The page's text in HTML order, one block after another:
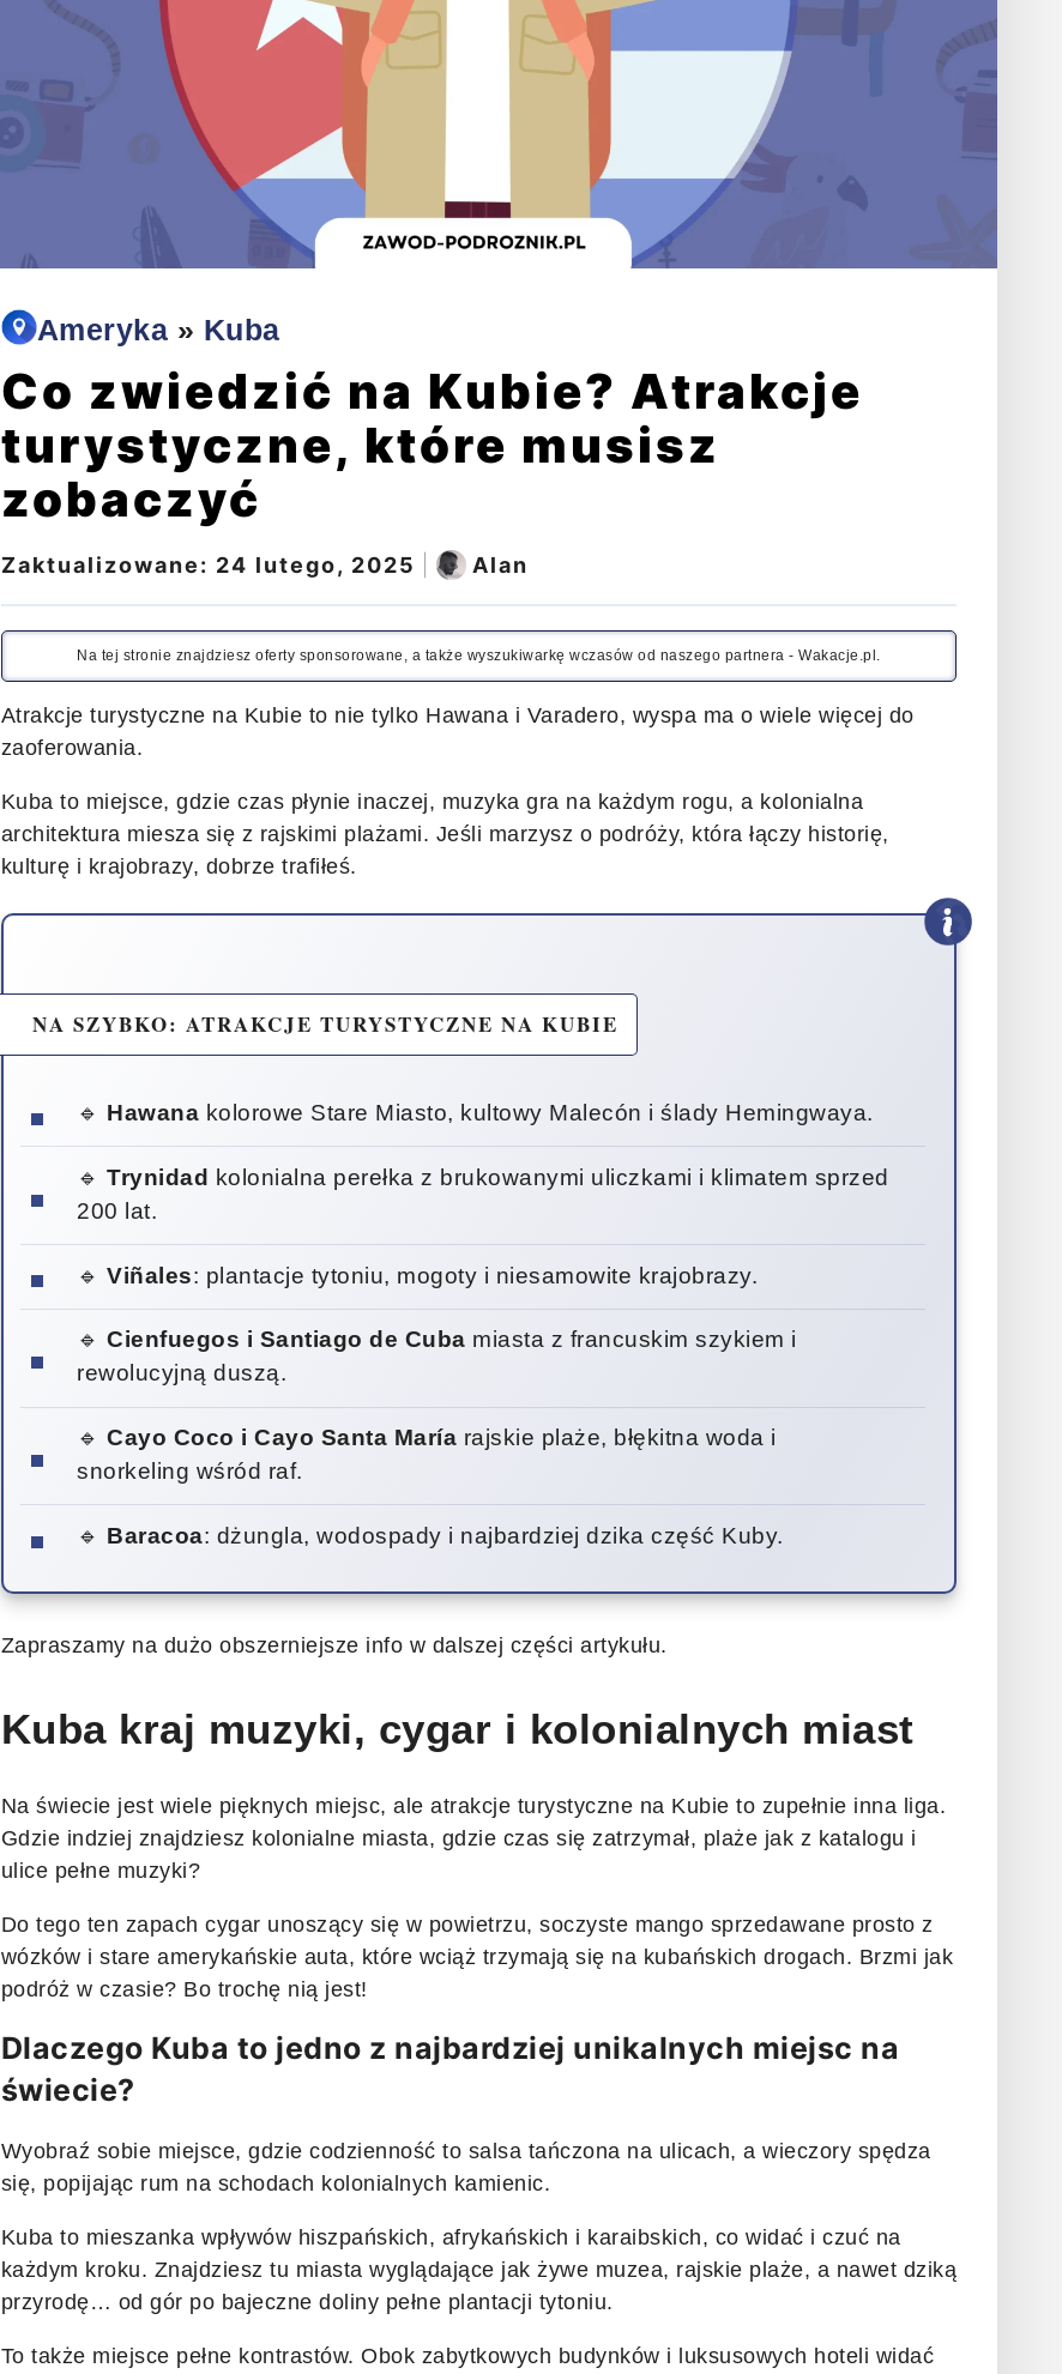
Ameryka » Kuba
Co zwiedzić na Kubie? Atrakcje
turystyczne, które musisz
zobaczyć
Zaktualizowane: 24 lutego, 2025 Alan
Na tej stronie znajdziesz oferty sponsorowane, a także wyszukiwarkę wczasów od naszego partnera - Wakacje.pl.
Atrakcje turystyczne na Kubie to nie tylko Hawana i Varadero, wyspa ma o wiele więcej do
zaoferowania.
Kuba to miejsce, gdzie czas płynie inaczej, muzyka gra na każdym rogu, a kolonialna
architektura miesza się z rajskimi plażami. Jeśli marzysz o podróży, która łączy historię,
kulturę i krajobrazy, dobrze trafiłeś.
NA SZYBKO: ATRAKCJE TURYSTYCZNE NA KUBIE
🔹 Hawana kolorowe Stare Miasto, kultowy Malecón i ślady Hemingwaya.
🔹Trynidad kolonialna perełka z brukowanymi uliczkami i klimatem sprzed
200 lat.
🔹Viñales: plantacje tytoniu, mogoty i niesamowite krajobrazy.
🔹Cienfuegos i Santiago de Cuba miasta z francuskim szykiem i
rewolucyjną duszą.
🔹Cayo Coco i Cayo Santa María rajskie plaże, błękitna woda i
snorkeling wśród raf.
🔹 Baracoa: dżungla, wodospady i najbardziej dzika część Kuby.
Zapraszamy na dużo obszerniejsze info w dalszej części artykułu.
Kuba kraj muzyki, cygar i kolonialnych miast
Na świecie jest wiele pięknych miejsc, ale atrakcje turystyczne na Kubie to zupełnie inna liga.
Gdzie indziej znajdziesz kolonialne miasta, gdzie czas się zatrzymał, plaże jak z katalogu i
ulice pełne muzyki?
Do tego ten zapach cygar unoszący się w powietrzu, soczyste mango sprzedawane prosto z
wózków i stare amerykańskie auta, które wciąż trzymają się na kubańskich drogach. Brzmi jak
podróż w czasie? Bo trochę nią jest!
Dlaczego Kuba to jedno z najbardziej unikalnych miejsc na
świecie?
Wyobraź sobie miejsce, gdzie codzienność to salsa tańczona na ulicach, a wieczory spędza
się, popijając rum na schodach kolonialnych kamienic.
Kuba to mieszanka wpływów hiszpańskich, afrykańskich i karaibskich, co widać i czuć na
każdym kroku. Znajdziesz tu miasta wyglądające jak żywe muzea, rajskie plaże, a nawet dziką
przyrodę… od gór po bajeczne doliny pełne plantacji tytoniu.
To także miejsce pełne kontrastów. Obok zabytkowych budynków i luksusowych hoteli widać